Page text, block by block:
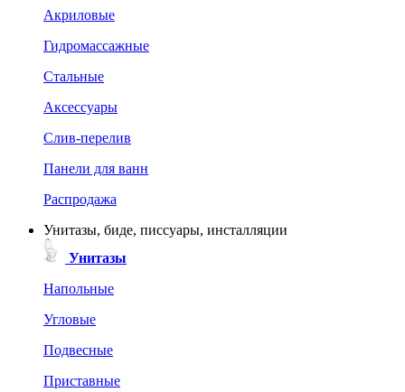
Акриловые
Гидромассажные
Стальные
Аксессуары
Слив-перелив
Панели для ванн
Распродажа
Унитазы, биде, писсуары, инсталляции
Унитазы
Напольные
Угловые
Подвесные
Приставные